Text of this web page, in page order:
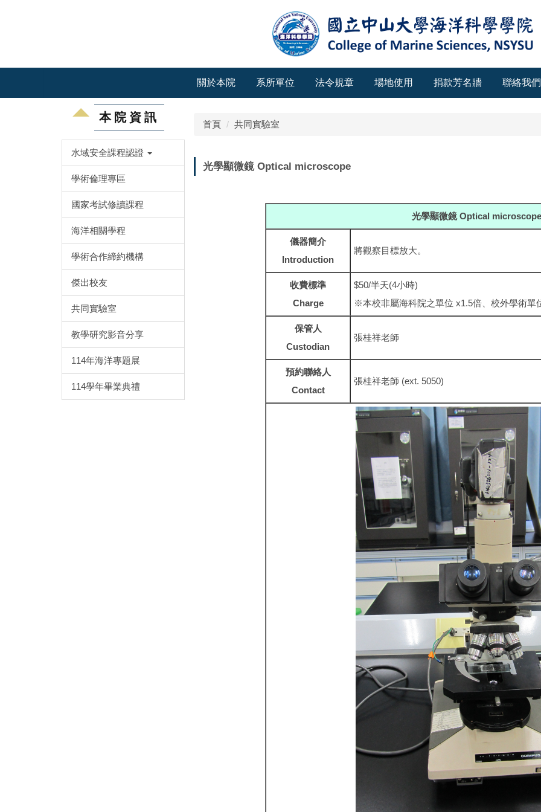
關於本院 系所單位 法令規章 場地使用 捐款芳名牆 聯絡我們
本院資訊
水域安全課程認證
學術倫理專區
國家考試修讀課程
海洋相關學程
學術合作締約機構
傑出校友
共同實驗室
教學研究影音分享
114年海洋專題展
114學年畢業典禮
首頁 共同實驗室
光學顯微鏡 Optical microscope
光學顯微鏡 Optical microscope
儀器簡介
Introduction
將觀察目標放大。
收費標準
Charge
$50/半天(4小時)
※本校非屬海科院之單位 x1.5倍、校外學術單
保管人
Custodian
張桂祥老師
預約聯絡人
Contact
張桂祥老師 (ext. 5050)